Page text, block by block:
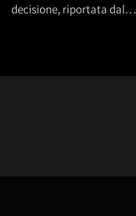
decisione, riportata dal…